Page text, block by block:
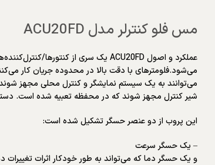
مس فلو کنترلر مدل ACU20FD
می‌توانند به یک سیستم نمایشگر و کنترل محلی مجهز
شیر کنترل مجهز شوند که در محفظه تعبیه شده است.
این پروب از دو عنصر حسگر تشکیل شده است:
– یک حسگر سرعت
و یک حسگر دما که می‌تواند به طور خودکار اثرات تغییرات